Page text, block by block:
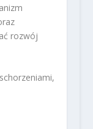
rozwój